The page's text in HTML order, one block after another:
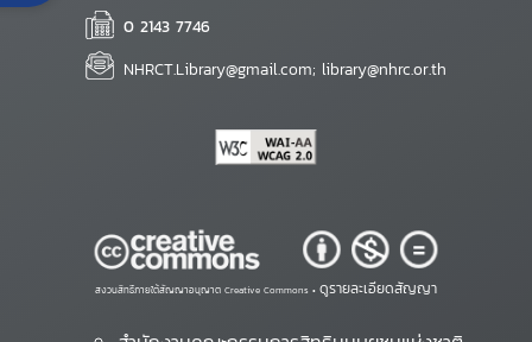
0 2143 7746
NHRCT.Library@gmail.com; library@nhrc.or.th
สงวนสิทธิ์ภายใต้สัญญาอนุญาต Creative Commons • ดูรายละเอียดสัญญา